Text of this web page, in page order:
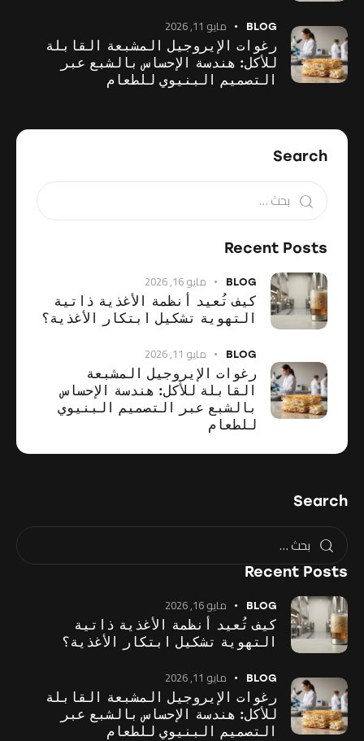
BLOG مايو 11, 2026
رغوات الإيروجيل المشبعة القابلة
للأكل: هندسة الإحساس بالشبع عبر
التصميم البنيوي للطعام
Search
Recent Posts
BLOG مايو 16, 2026
كيف تُعيد أنظمة الأغذية ذاتية
التهوية تشكيل ابتكار الأغذية؟
BLOG مايو 11, 2026
رغوات الإيروجيل المشبعة
القابلة للأكل: هندسة الإحساس
بالشبع عبر التصميم البنيوي
للطعام
Search
Recent Posts
BLOG مايو 16, 2026
كيف تُعيد أنظمة الأغذية ذاتية
التهوية تشكيل ابتكار الأغذية؟
BLOG مايو 11, 2026
رغوات الإيروجيل المشبعة القابلة
للأكل: هندسة الإحساس بالشبع عبر
التصميم البنيوي للطعام